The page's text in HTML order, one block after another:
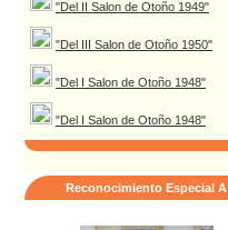
"Del II Salon de Otoño 1949"
"Del III Salon de Otoño 1950"
"Del I Salon de Otoño 1948"
"Del I Salon de Otoño 1948"
Reconocimiento Especial A